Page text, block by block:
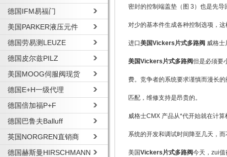
德国IFM易福门
美国PARKER液压元件
德国劳易测LEUZE
德国皮尔兹PILZ
美国MOOG伺服阀现货
德国E+H一级代理
德国倍加福P+F
德国巴鲁夫Balluff
英国NORGREN直销商
德国赫斯曼HIRSCHMANN
密封的控制端盖垫（图 3）也是先
对少的基本件生成各种控制选项，
进口美国Vickers片式多路阀 威格士
美国Vickers片式多路阀但是必须要
费。竞争者的系统要求谨慎而漫长
匹配，维修支持是昂贵的。
威格士CMX 产品从*代开始就在计
系统的开发和调试时间降至几天，
美国Vickers片式多路阀今天，zui值